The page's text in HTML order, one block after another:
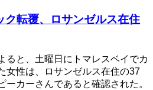
ク転覆、ロサンゼルス在住
ると、土曜日にトマレスベイでカ
女性は、ロサンゼルス在住の37
ーカーさんであると確認された。